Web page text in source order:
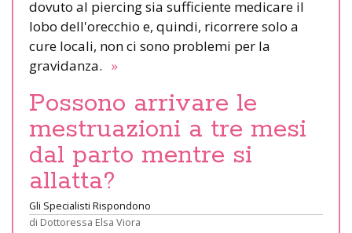
dovuto al piercing sia sufficiente medicare il
lobo dell'orecchio e, quindi, ricorrere solo a
cure locali, non ci sono problemi per la
gravidanza. »
Possono arrivare le
mestruazioni a tre mesi
dal parto mentre si
allatta?
Gli Specialisti Rispondono
di Dottoressa Elsa Viora